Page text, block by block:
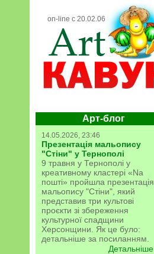
on-line с 20.02.06
Арт-блог
14.05.2026, 23:46
Презентація мальопису
"Стіни" у Тернополі
9 травня у Тернополі у
креативному кластері «Na
пошті» пройшла презентація
мальопису "Стіни", який
представив три культові
проєкти зі збереження
культурної спадщини
Херсонщини. Як це було:
детальніше за посиланням.
Детальніше